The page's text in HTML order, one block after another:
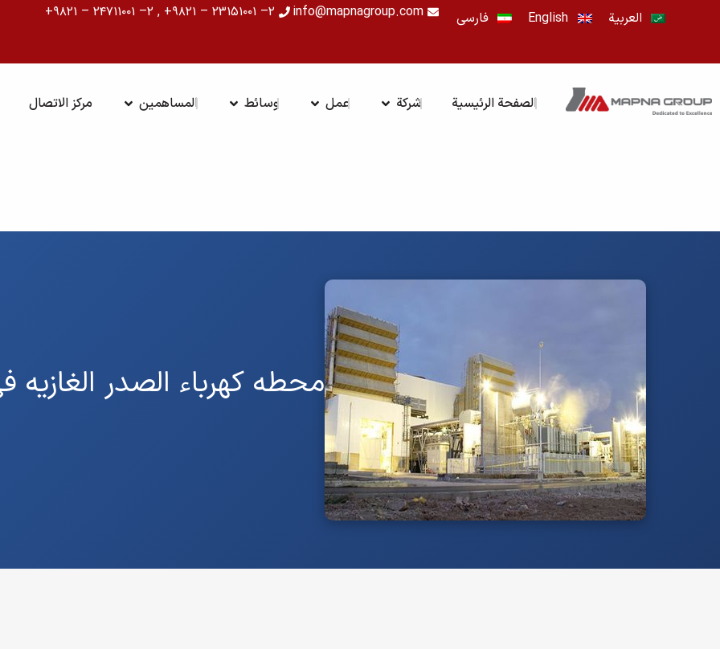
العربية English فارسی info@mapnagroup.com ۲– ۲۳۱۵۱۰۰۱ – ۹۸۲۱+ , ۲– ۲۴۷۱۱۰۰۱ – ۹۸۲۱+
الصفحة الرئيسية شركة OPEN شركة عمل OPEN عمل وسائط OPEN وسائط المساهمين OPEN المساهمين مركز الاتصال
محطه کهرباء الصدر الغازیه